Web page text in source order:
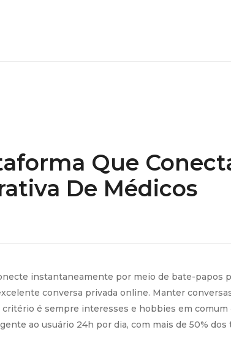
Que
De Médicos
instantaneamente por meio de bate-papos
conversa privada online. Manter
é sempre interesses e hobbies em comum
ao usuário 24h por dia, com mais de 50%